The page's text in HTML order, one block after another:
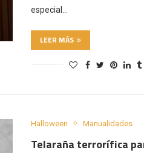
especial…
LEER MÁS
Halloween Manualidades
Telaraña terrorífica